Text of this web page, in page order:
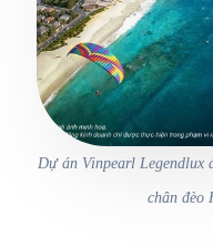
Dự án Vinpearl Legendlux
chân đèo